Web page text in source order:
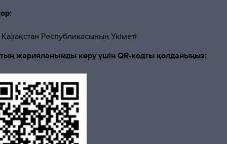
Қазақстан Республикасының Үкіметі
жарияланымды көру үшін QR-кодты қолданыңыз: